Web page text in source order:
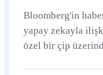
Bloomberg'in
yapay zekayla
özel bir çip